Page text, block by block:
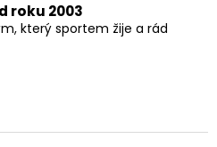
roku 2003
který sportem žije a rád